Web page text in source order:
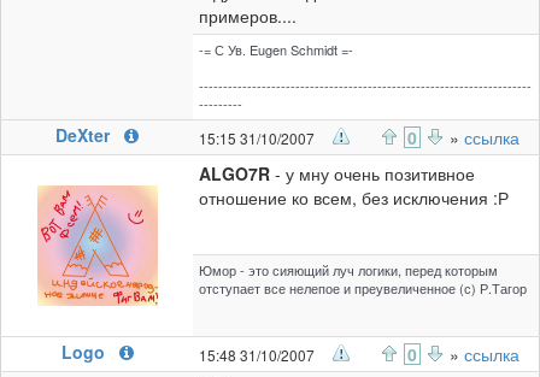
примеров....
-= С Ув. Eugen Schmidt =-
---------------------------------------------------------------------
---------
DeXter 15:15 31/10/2007 0 » ссылка
ALGO7R - у мну очень позитивное
отношение ко всем, без исключения :Р
Юмор - это сияющий луч логики, перед которым
отступает все нелепое и преувеличенное (с) Р.Тагор
Logo 15:48 31/10/2007 0 » ссылка